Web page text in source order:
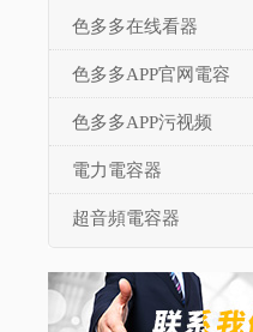
色多多在线看器
色多多APP官网電容
色多多APP污视频
電力電容器
超音頻電容器